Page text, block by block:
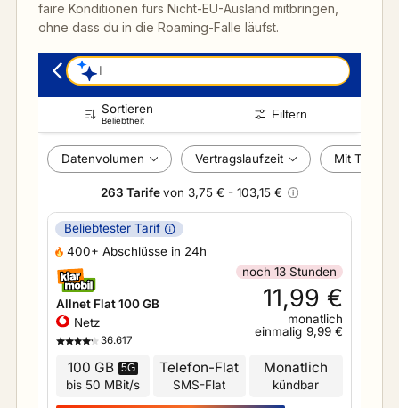
faire Konditionen fürs Nicht-EU-Ausland mitbringen,
ohne dass du in die Roaming-Falle läufst.